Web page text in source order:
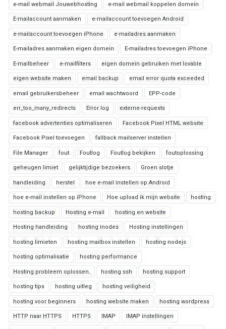
e-mail webmail Jouwebhosting e-mail webmail koppelen domein
E-mailaccount aanmaken e-mailaccount toevoegen Android
e-mailaccount toevoegen iPhone e-mailadres aanmaken
E-mailadres aanmaken eigen domein E-mailadres toevoegen iPhone
E-mailbeheer e-mailfilters eigen domein gebruiken met lovable
eigen website maken email backup email error quota exceeded
email gebruikersbeheer email wachtwoord EPP-code
err_too_many_redirects Error log externe-requests
facebook advertenties optimaliseren Facebook Pixel HTML website
Facebook Pixel toevoegen fallback mailserver instellen
File Manager fout Foutlog Foutlog bekijken foutoplossing
geheugen limiet gelijktijdige bezoekers Groen slotje
handleiding herstel hoe e-mail instellen op Android
hoe e-mail instellen op iPhone Hoe upload ik mijn website hosting
hosting backup Hosting e-mail hosting en website
Hosting handleiding hosting inodes Hosting instellingen
hosting limieten hosting mailbox instellen hosting nodejs
hosting optimalisatie hosting performance
Hosting probleem oplossen. hosting ssh hosting support
hosting tips hosting uitleg hosting veiligheid
hosting voor beginners hosting website maken hosting wordpress
HTTP naar HTTPS HTTPS IMAP IMAP instellingen